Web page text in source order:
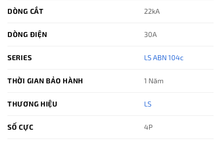
DÒNG CẮT 22kA
DÒNG ĐIỆN 30A
SERIES LS ABN 104c
THỜI GIAN BẢO HÀNH 1 Năm
THƯƠNG HIỆU LS
SỐ CỰC 4P